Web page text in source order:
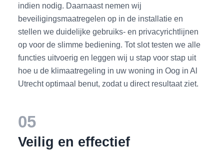
indien nodig. Daarnaast nemen wij
beveiligingsmaatregelen op in de installatie en
stellen we duidelijke gebruiks- en privacyrichtlijnen
op voor de slimme bediening. Tot slot testen we alle
functies uitvoerig en leggen wij u stap voor stap uit
hoe u de klimaatregeling in uw woning in Oog in Al
Utrecht optimaal benut, zodat u direct resultaat ziet.
05
Veilig en effectief